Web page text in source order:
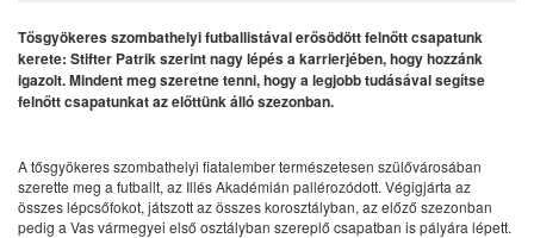
Tősgyökeres szombathelyi futballistával erősödött felnőtt csapatunk
kerete: Stifter Patrik szerint nagy lépés a karrierjében, hogy hozzánk
igazolt. Mindent meg szeretne tenni, hogy a legjobb tudásával segítse
felnőtt csapatunkat az előttünk álló szezonban.
A tősgyökeres szombathelyi fiatalember természetesen szülővárosában
szerette meg a futballt, az Illés Akadémián pallérozódott. Végigjárta az
összes lépcsőfokot, játszott az összes korosztályban, az előző szezonban
pedig a Vas vármegyei első osztályban szereplő csapatban is pályára lépett.